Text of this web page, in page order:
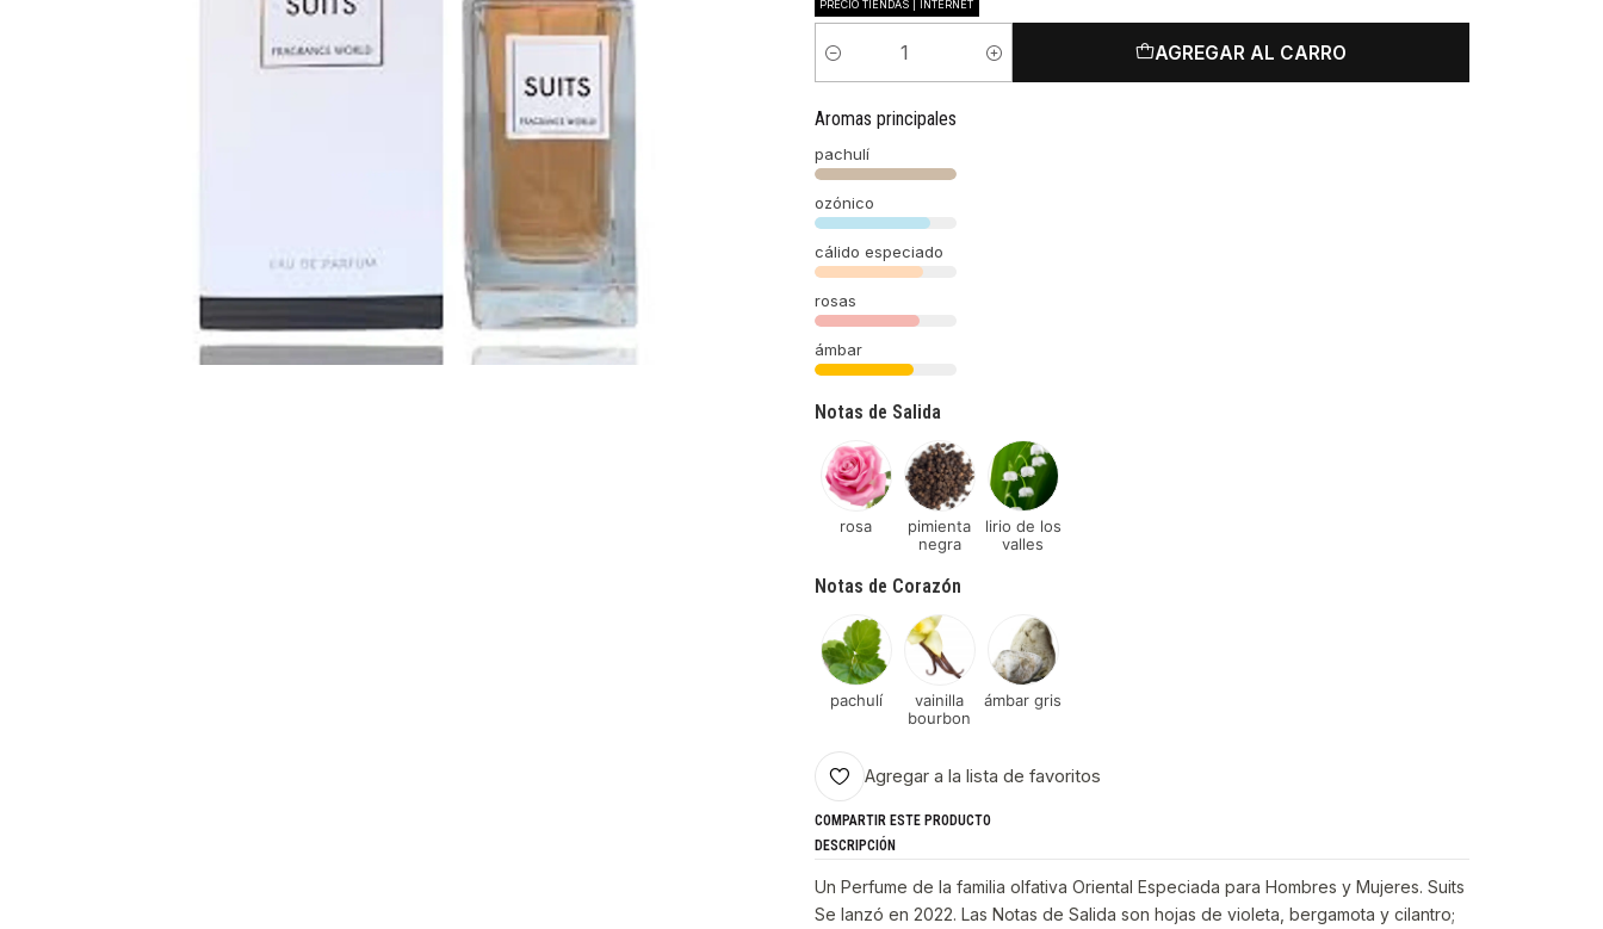
PRECIO TIENDAS | INTERNET
Cantidad
AGREGAR AL CARRO
Aromas principales
pachulí
ozónico
cálido especiado
rosas
ámbar
Notas de Salida
rosa
pimienta
negra
lirio de los
valles
Notas de Corazón
pachulí
vainilla
bourbon
ámbar gris
Agregar a la lista de favoritos
COMPARTIR ESTE PRODUCTO
DESCRIPCIÓN
Un Perfume de la familia olfativa Oriental Especiada para Hombres y Mujeres. Suits
Se lanzó en 2022. Las Notas de Salida son hojas de violeta, bergamota y cilantro;